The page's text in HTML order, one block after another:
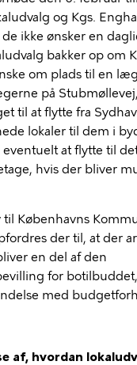
og Kgs.
de ikke ønsker en
bakker op om
om plads til en
på
til at flytte fra
lokaler til dem i
eventuelt at flytte til
hvis der bliver
til Københavns
der til, at der
en del af den
for
med
af, hvordan